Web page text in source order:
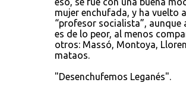
mujer enchufada, y ha vuelto
“profesor socialista”, aunque
es de lo peor, al menos
otros: Massó, Montoya,
mataos.
"Desenchufemos Leganés".